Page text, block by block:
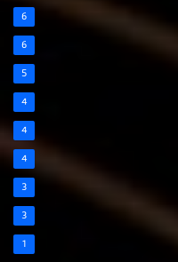
6
6
5
4
4
4
3
3
1